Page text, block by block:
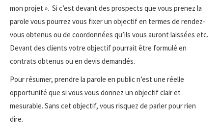
mon projet ». Si c’est devant des prospects que vous prenez la
parole vous pourrez vous fixer un objectif en termes de rendez-
vous obtenus ou de coordonnées qu’ils vous auront laissées etc.
Devant des clients votre objectif pourrait être formulé en
contrats obtenus ou en devis demandés.
Pour résumer, prendre la parole en public n’est une réelle
opportunité que si vous vous donnez un objectif clair et
mesurable. Sans cet objectif, vous risquez de parler pour rien
dire.